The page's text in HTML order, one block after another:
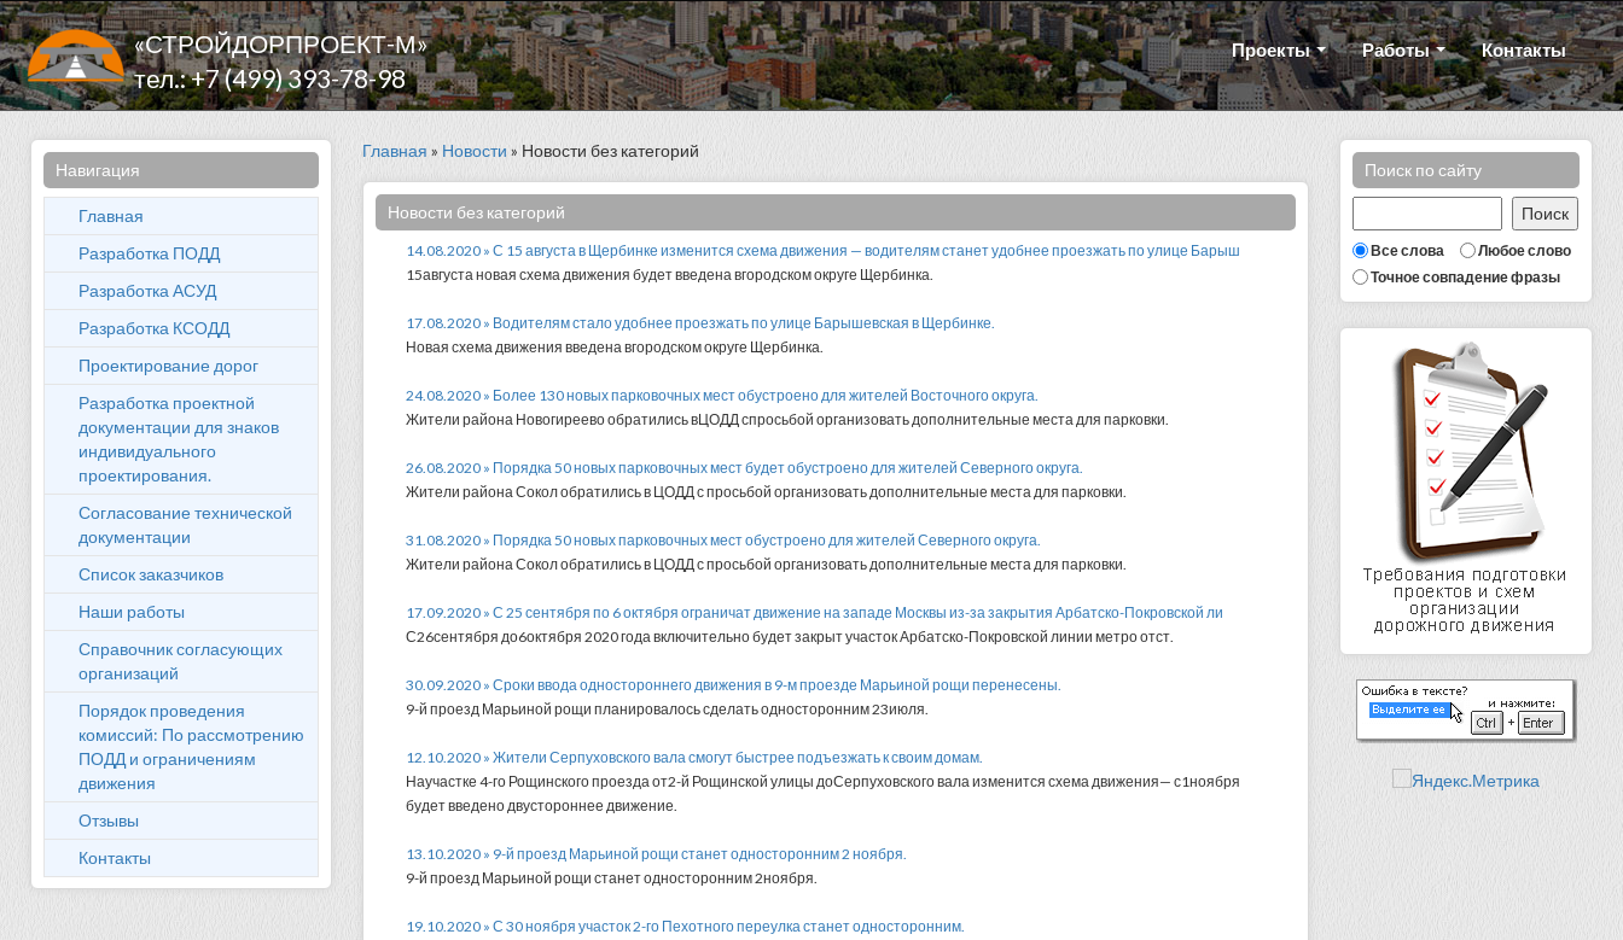
«СТРОЙДОРПРОЕКТ-М»
тел.: +7 (499) 393-78-98
Проекты Работы Контакты
Навигация
Главная
Разработка ПОДД
Разработка АСУД
Разработка КСОДД
Проектирование дорог
Разработка проектной
документации для знаков
индивидуального
проектирования.
Согласование технической
документации
Список заказчиков
Наши работы
Справочник согласующих
организаций
Порядок проведения
комиссий: По рассмотрению
ПОДД и ограничениям
движения
Отзывы
Контакты
Поиск по сайту
Все слова
Любое слово
Точное совпадение фразы
Главная » Новости » Новости без категорий
Новости без категорий
14.08.2020 » С 15 августа в Щербинке изменится схема движения — водителям станет удобнее проезжать по улице Барыш
15августа новая схема движения будет введена вгородском округе Щербинка.
17.08.2020 » Водителям стало удобнее проезжать по улице Барышевская в Щербинке.
Новая схема движения введена вгородском округе Щербинка.
24.08.2020 » Более 130 новых парковочных мест обустроено для жителей Восточного округа.
Жители района Новогиреево обратились вЦОДД спросьбой организовать дополнительные места для парковки.
26.08.2020 » Порядка 50 новых парковочных мест будет обустроено для жителей Северного округа.
Жители района Сокол обратились в ЦОДД с просьбой организовать дополнительные места для парковки.
31.08.2020 » Порядка 50 новых парковочных мест обустроено для жителей Северного округа.
Жители района Сокол обратились в ЦОДД с просьбой организовать дополнительные места для парковки.
17.09.2020 » С 25 сентября по 6 октября ограничат движение на западе Москвы из-за закрытия Арбатско-Покровской ли
С26сентября до6октября 2020 года включительно будет закрыт участок Арбатско-Покровской линии метро отст.
30.09.2020 » Сроки ввода одностороннего движения в 9-м проезде Марьиной рощи перенесены.
9-й проезд Марьиной рощи планировалось сделать односторонним 23июля.
12.10.2020 » Жители Серпуховского вала смогут быстрее подъезжать к своим домам.
Научастке 4-го Рощинского проезда от2-й Рощинской улицы доСерпуховского вала изменится схема движения— с1ноября
будет введено двустороннее движение.
13.10.2020 » 9-й проезд Марьиной рощи станет односторонним 2 ноября.
9-й проезд Марьиной рощи станет односторонним 2ноября.
19.10.2020 » С 30 ноября участок 2-го Пехотного переулка станет односторонним.